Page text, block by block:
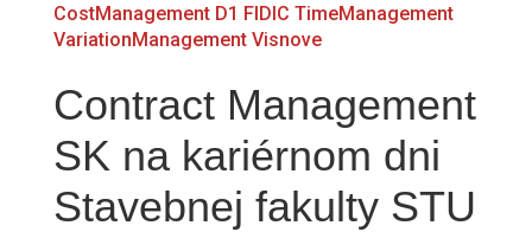
CostManagement D1 FIDIC TimeManagement
VariationManagement Visnove
Contract Management
SK na kariérnom dni
Stavebnej fakulty STU